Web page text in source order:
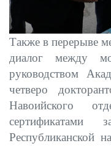
Также в перерыве
диалог между
руководством
четверо
Навоийского
Республиканской